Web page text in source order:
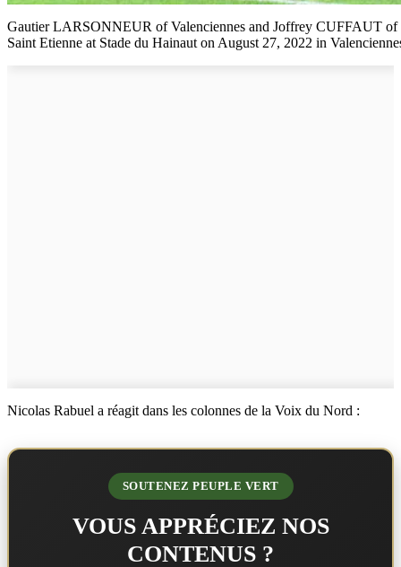
Gautier LARSONNEUR of Valenciennes and Joffrey CUFFAUT of
Saint Etienne at Stade du Hainaut on August 27, 2022 in
Nicolas Rabuel a réagit dans les colonnes de la Voix du Nord :
SOUTENEZ PEUPLE VERT
VOUS APPRÉCIEZ NOS
CONTENUS ?